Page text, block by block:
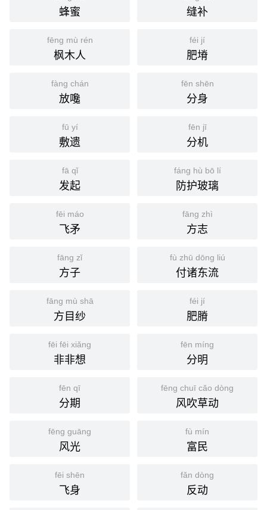
蜂蜜 缝补
fēng mù rén
枫木人
féi jí
肥塉
fàng chán
放嚵
fēn shēn
分身
fū yí
敷遗
fēn jī
分机
fā qǐ
发起
fáng hù bō lí
防护玻璃
fēi máo
飞矛
fāng zhì
方志
fāng zǐ
方子
fù zhū dōng liú
付诸东流
fāng mù shā
方目纱
féi jí
肥膌
fēi fēi xiǎng
非非想
fēn míng
分明
fēn qī
分期
fēng chuī cǎo dòng
风吹草动
fēng guāng
风光
fù mín
富民
fēi shēn
飞身
fǎn dòng
反动